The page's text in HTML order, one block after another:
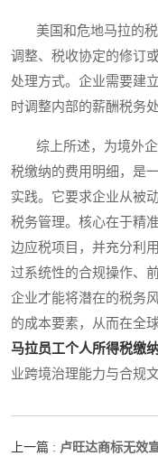
美国和危地马拉的税
调整、税收协定的修订
处理方式。企业需要建
时调整内部的薪酬税务
综上所述，为境外企
税缴纳的费用明细，是
实践。它要求企业从被
税务管理。核心在于精
边应税项目，并充分利
过系统性的合规操作、
企业才能将潜在的税务
的成本要素，从而在全
马拉员工个人所得税缴
业跨境治理能力与合规
上一篇 : 卢旺达商标无效